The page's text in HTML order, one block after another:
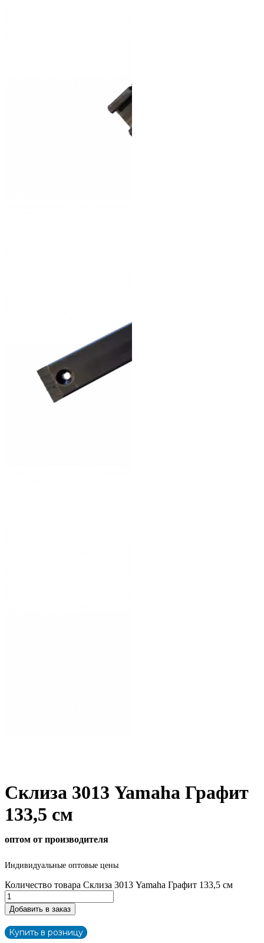
Склиза 3013 Yamaha Графит
133,5 см
оптом от производителя
Индивидуальные оптовые цены
Количество товара Склиза 3013 Yamaha Графит 133,5 см
Добавить в заказ
Купить в розницу